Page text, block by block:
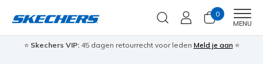
0
MENU
⭐ Skechers VIP:45 dagen retourrecht voor leden Meld je aan ⭐